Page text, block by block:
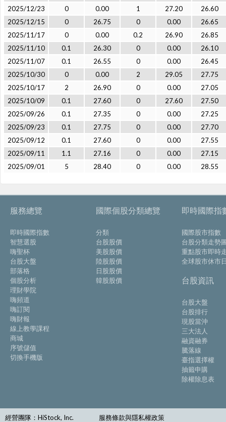
2025/12/23
0 0.00 1 27.20
26.60
2025/12/15
0 26.75 0 0.00
26.65
2025/11/17
0 0.00 0.2 26.90
26.85
2025/11/10
0.1 26.30 0 0.00
26.10
2025/11/07
0.1 26.55 0 0.00
26.45
2025/10/30
0 0.00 2 29.05
27.75
2025/10/17
2 26.90 0 0.00
27.05
2025/10/09
0.1 27.60 0 27.60
27.50
2025/09/26
0.1 27.35 0 0.00
27.25
2025/09/23
0.1 27.75 0 0.00
27.70
2025/09/12
0.1 27.60 0 0.00
27.55
2025/09/11
1.1 27.16 0 0.00
27.15
2025/09/01
5 28.40 0 0.00 28.55
服務總覽
即時國際指數
智慧選股
嗨聖杯
台股大盤
部落格
個股分析
理財學院
嗨頻道
嗨訂閱
嗨財報
線上教學課程
商城
序號儲值
切換手機版
國際個股分類總覽
分類
台股股價
美股股價
陸股股價
日股股價
韓股股價
即時國際指
國際股市指數
台股分類走勢
重點股市即時
全球股市休市
台股資訊
台股大盤
台股排行
現股當沖
三大法人
融資融券
騰落線
臺指選擇權
抽籤申購
除權除息表
經營團隊：HiStock, Inc. 服務條款與隱私權政策